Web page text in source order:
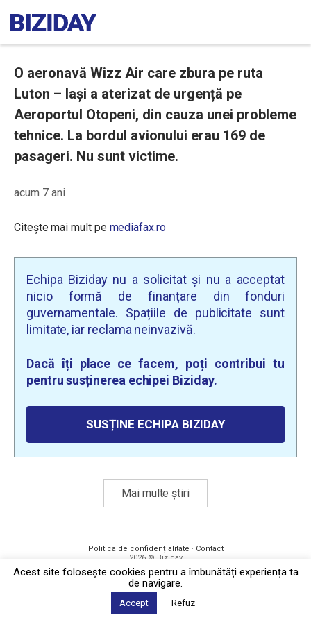
O aeronavă Wizz Air care zbura pe ruta
Luton – Iaşi a aterizat de urgență pe
Aeroportul Otopeni, din cauza unei probleme
tehnice. La bordul avionului erau 169 de
pasageri. Nu sunt victime.
acum 7 ani
Citește mai mult pe mediafax.ro
Echipa Biziday nu a solicitat și nu a acceptat
nicio formă de finanțare din fonduri
guvernamentale. Spațiile de publicitate sunt
limitate, iar reclama neinvazivă.
Dacă îți place ce facem, poți contribui tu
pentru susținerea echipei Biziday.
SUSȚINE ECHIPA BIZIDAY
Mai multe știri
Politica de confidențialitate · Contact
2026 © Biziday
Acest site foloseşte cookies pentru a îmbunătăți experiența ta
de navigare.
Accept Refuz